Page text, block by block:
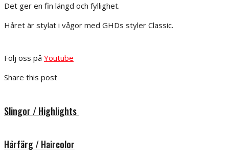
Det ger en fin längd och fyllighet.
Håret är stylat i vågor med GHDs styler Classic.
Följ oss på Youtube
Share this post
Slingor / Highlights
Hårfärg / Haircolor